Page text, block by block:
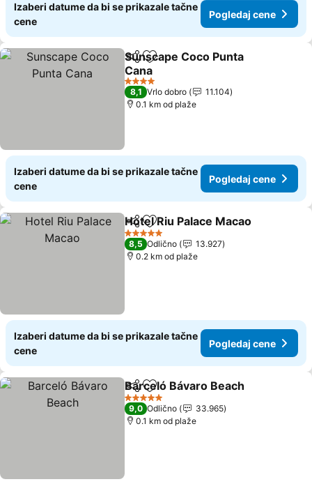
Izaberi datume da bi se prikazale tačne
cene
Pogledaj cene
Deli Dodati u favorite
Sunscape Coco Punta
Cana
4 Zvezdice
8,1 Vrlo dobro
11.104
0.1 km od plaže
Izaberi datume da bi se prikazale tačne
cene
Pogledaj cene
Deli Dodati u favorite
Hotel Riu Palace Macao
5 Zvezdice
8,5 Odlično
13.927
0.2 km od plaže
Izaberi datume da bi se prikazale tačne
cene
Pogledaj cene
Deli Dodati u favorite
Barceló Bávaro Beach
5 Zvezdice
9,0 Odlično
33.965
0.1 km od plaže